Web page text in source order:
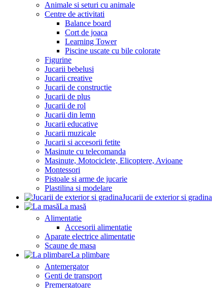
Animale si seturi cu animale
Centre de activitati
Balance board
Cort de joaca
Learning Tower
Piscine uscate cu bile colorate
Figurine
Jucarii bebelusi
Jucarii creative
Jucarii de constructie
Jucarii de plus
Jucarii de rol
Jucarii din lemn
Jucarii educative
Jucarii muzicale
Jucarii si accesorii fetite
Masinute cu telecomanda
Masinute, Motociclete, Elicoptere, Avioane
Montessori
Pistoale si arme de jucarie
Plastilina si modelare
Jucarii de exterior si gradina
La masă
Alimentatie
Accesorii alimentatie
Aparate electrice alimentatie
Scaune de masa
La plimbare
Antemergator
Genti de transport
Premergatoare